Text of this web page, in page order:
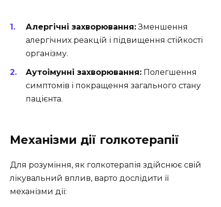
Алергічні захворювання:Зменшення
алергічних реакцій і підвищення стійкості
організму.
Аутоімунні захворювання: Полегшення
симптомів і покращення загального стану
пацієнта.
Механізми дії голкотерапії
Для розуміння, як голкотерапія здійснює свій
лікувальний вплив, варто дослідити її
механізми дії: